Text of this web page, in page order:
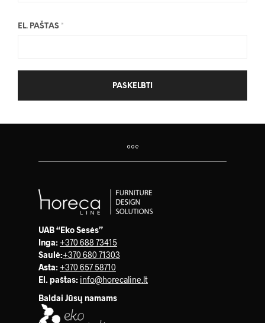
EL. PAŠTAS *
UAB “Eko Sesės”
Inga: +370 688 73415
Saulė:+370 680 71303
Asta: +370 657 58710
El. paštas: info@horecaline.lt
Baldai Jūsų namams